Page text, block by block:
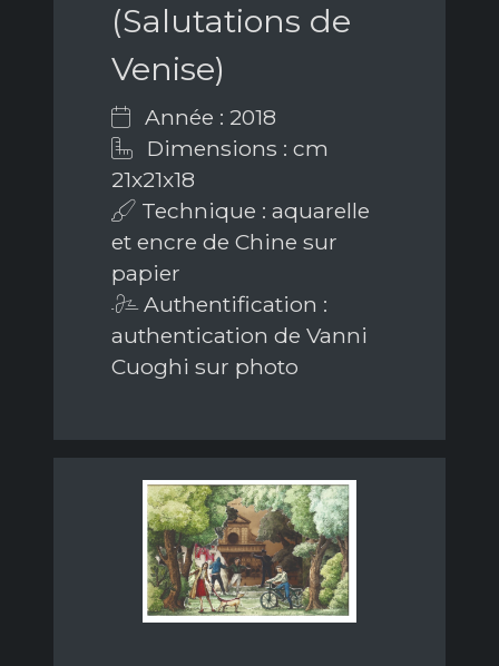
(Salutations de
Venise)
Année : 2018
Dimensions : cm
21x21x18
Technique : aquarelle
et encre de Chine sur
papier
Authentification :
authentication de Vanni
Cuoghi sur photo